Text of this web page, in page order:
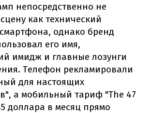
непосредственно не
как технический
однако бренд
его имя,
имидж и главные лозунги
Телефон рекламировали
для настоящих
а мобильный тариф "The 47
доллара в месяц прямо